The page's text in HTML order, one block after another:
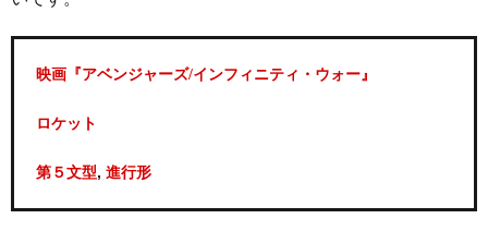
映画『アベンジャーズ/インフィニティ・ウォー』
ロケット
第５文型, 進行形